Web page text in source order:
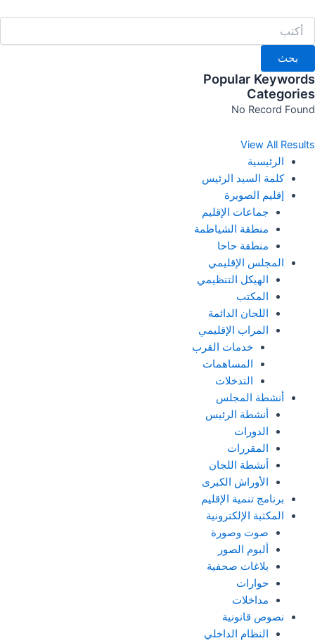
إلى
المحتوى
بحث
Popular Keywords
Categories
No Record Found
View All Results
الرئيسية
كلمة السيد الرئيس
إقليم الصويرة
جماعات الإقليم
منطقة الشياظمة
منطقة حاحا
المجلس الإقليمي
الهيكل التنظيمي
المكتب
اللجان الدائمة
المراب الإقليمي
خدمات القرب
المساهمات
التدخلات
أنشطة المجلس
أنشطة الرئيس
الدورات
المقررات
أنشطة اللجان
الأوراش الكبرى
برنامج تنمية الإقليم
المكتبة الإلكترونية
صوت وصورة
ألبوم الصور
بلاغات صحفية
حوارات
مداخلات
نصوص قانونية
النظام الداخلي